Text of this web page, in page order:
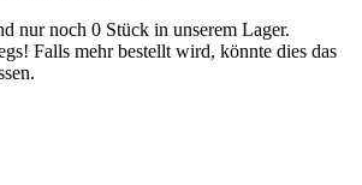
nur noch 0 Stück in unserem Lager.
Falls mehr bestellt wird, könnte dies das